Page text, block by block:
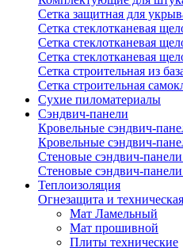
Сетка защитная для
Сетка стеклотканевая
Сетка стеклотканевая
Сетка стеклотканевая
Сетка строительная из
Сетка строительная
Сухие пиломатериалы
Сэндвич-панели
Кровельные сэндвич-
Кровельные сэндвич-
Стеновые сэндвич-
Стеновые сэндвич-
Теплоизоляция
Огнезащита и
Мат Ламельный
Мат прошивной
Плиты технические